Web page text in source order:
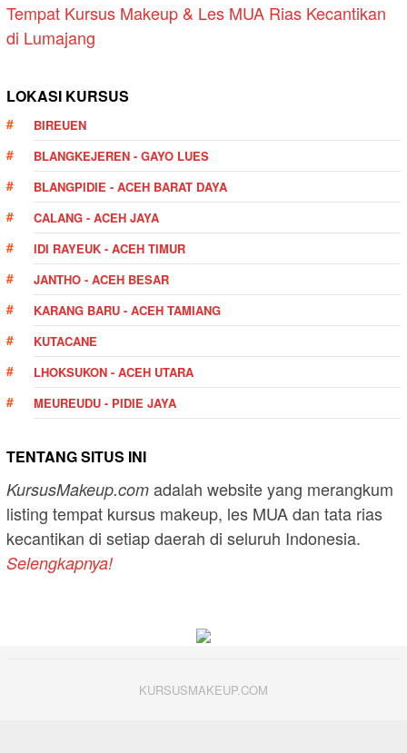
Tempat Kursus Makeup & Les MUA Rias Kecantikan
di Lumajang
LOKASI KURSUS
BIREUEN
BLANGKEJEREN - GAYO LUES
BLANGPIDIE - ACEH BARAT DAYA
CALANG - ACEH JAYA
IDI RAYEUK - ACEH TIMUR
JANTHO - ACEH BESAR
KARANG BARU - ACEH TAMIANG
KUTACANE
LHOKSUKON - ACEH UTARA
MEUREUDU - PIDIE JAYA
TENTANG SITUS INI
KursusMakeup.com adalah website yang merangkum
listing tempat kursus makeup, les MUA dan tata rias
kecantikan di setiap daerah di seluruh Indonesia.
Selengkapnya!
KURSUSMAKEUP.COM